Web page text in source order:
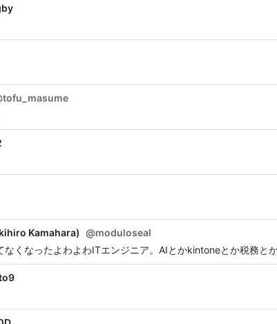
tofu_masume
Kamahara) @moduloseal
なくなったよわよわITエンジニア。AIとかkintoneとか税務とか